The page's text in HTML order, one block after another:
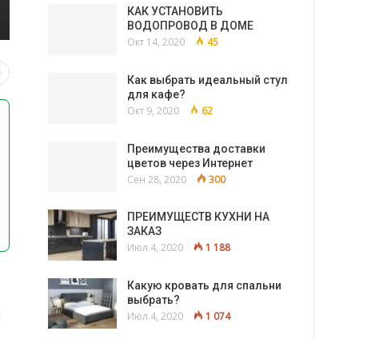
КАК УСТАНОВИТЬ
ВОДОПРОВОД В ДОМЕ
Окт 14, 2020 45
Как выбрать идеальный стул
для кафе?
Окт 9, 2020 62
Преимущества доставки
цветов через Интернет
Сен 28, 2020 300
ПРЕИМУЩЕСТВ КУХНИ НА
ЗАКАЗ
Июл 4, 2020 1 188
Какую кровать для спальни
выбрать?
Июл 4, 2020 1 074